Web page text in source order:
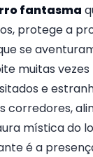
fantasma
protege a
se
muitas
e
corredores,
mística do
é a